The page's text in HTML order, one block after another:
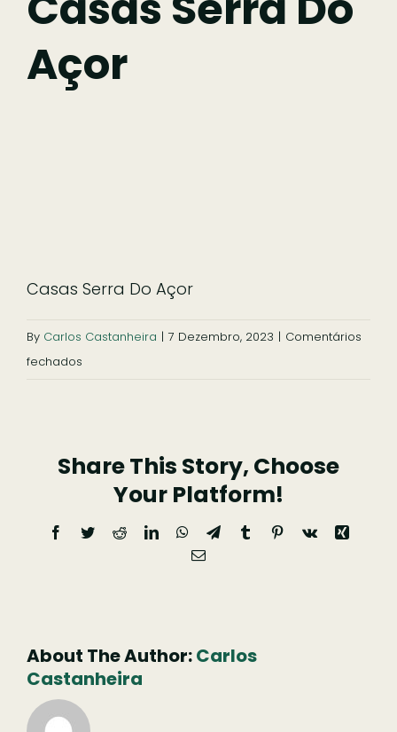
Açor
Casas Serra Do Açor
By Carlos Castanheira | 7 Dezembro, 2023 | Comentários
fechados
Açor
Share This Story, Choose
Your Platform!
Facebook
TwitterRedditLinkedInWhatsApp
TelegramTumblrPinterest
Vk
Xing
Email
About The Author:Carlos
Castanheira